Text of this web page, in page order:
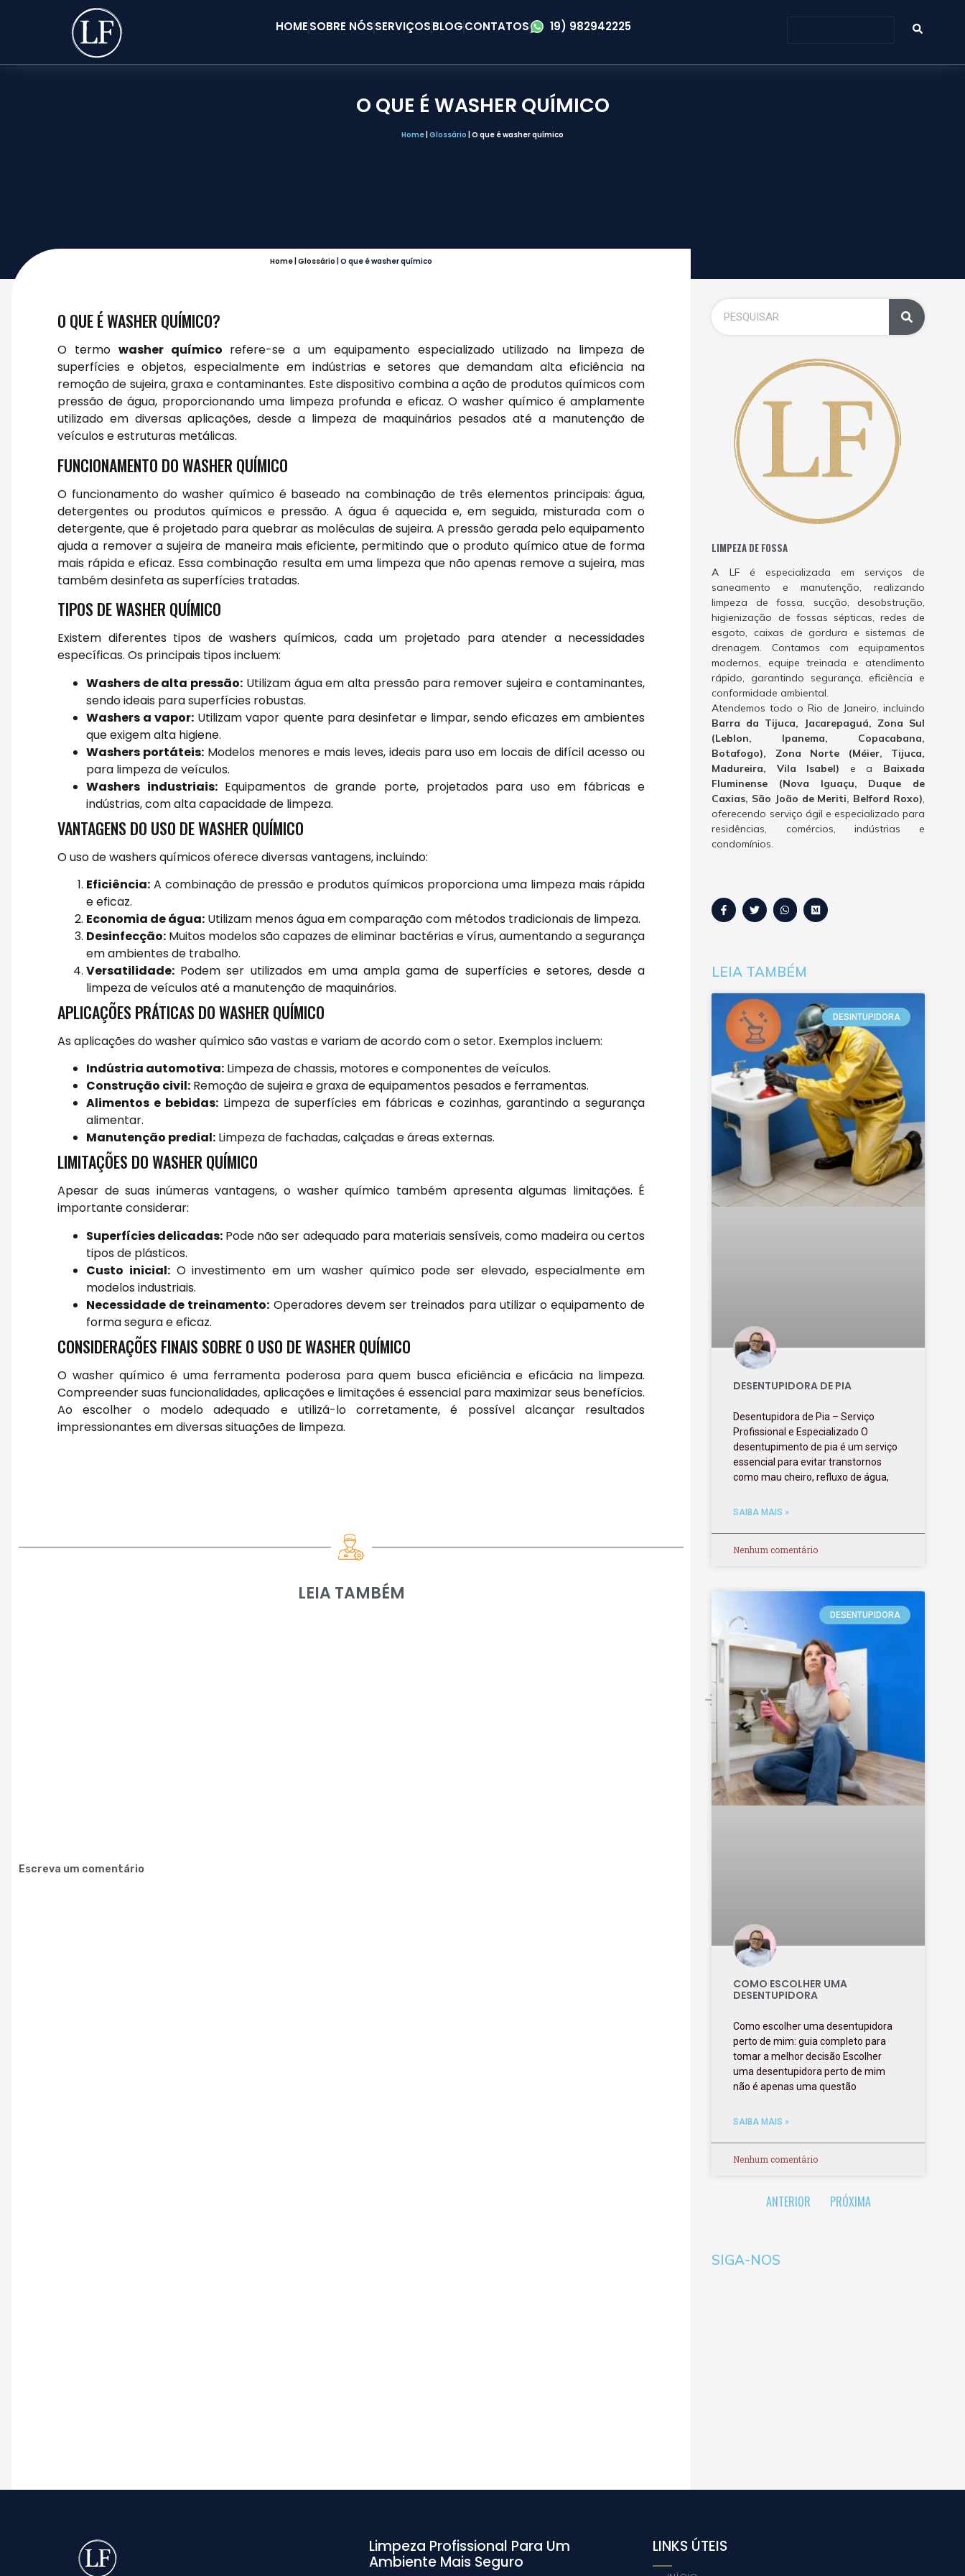
HOMESOBRE NÓSSERVIÇOSBLOGCONTATOS 19) 982942225
O QUE É WASHER QUÍMICO
Home Glossário O que é washer químico
Home |Glossário |O que é washer químico
O QUE É WASHER QUÍMICO?
O termo washer químico refere-se a um equipamento especializado utilizado na limpeza de
superfícies e objetos, especialmente em indústrias e setores que demandam alta eficiência na
remoção de sujeira, graxa e contaminantes. Este dispositivo combina a ação de produtos químicos com
pressão de água, proporcionando uma limpeza profunda e eficaz. O washer químico é amplamente
utilizado em diversas aplicações, desde a limpeza de maquinários pesados até a manutenção de
veículos e estruturas metálicas.
FUNCIONAMENTO DO WASHER QUÍMICO
O funcionamento do washer químico é baseado na combinação de três elementos principais: água,
detergentes ou produtos químicos e pressão. A água é aquecida e, em seguida, misturada com o
detergente, que é projetado para quebrar as moléculas de sujeira. A pressão gerada pelo equipamento
ajuda a remover a sujeira de maneira mais eficiente, permitindo que o produto químico atue de forma
mais rápida e eficaz. Essa combinação resulta em uma limpeza que não apenas remove a sujeira, mas
também desinfeta as superfícies tratadas.
TIPOS DE WASHER QUÍMICO
Existem diferentes tipos de washers químicos, cada um projetado para atender a necessidades
específicas. Os principais tipos incluem:
Washers de alta pressão: Utilizam água em alta pressão para remover sujeira e contaminantes,
sendo ideais para superfícies robustas.
Washers a vapor: Utilizam vapor quente para desinfetar e limpar, sendo eficazes em ambientes
que exigem alta higiene.
Washers portáteis: Modelos menores e mais leves, ideais para uso em locais de difícil acesso ou
para limpeza de veículos.
Washers industriais:Equipamentos de grande porte, projetados para uso em fábricas e
indústrias, com alta capacidade de limpeza.
VANTAGENS DO USO DE WASHER QUÍMICO
O uso de washers químicos oferece diversas vantagens, incluindo:
Eficiência: A combinação de pressão e produtos químicos proporciona uma limpeza mais rápida
e eficaz.
Economia de água: Utilizam menos água em comparação com métodos tradicionais de limpeza.
Desinfecção: Muitos modelos são capazes de eliminar bactérias e vírus, aumentando a segurança
em ambientes de trabalho.
Versatilidade: Podem ser utilizados em uma ampla gama de superfícies e setores, desde a
limpeza de veículos até a manutenção de maquinários.
APLICAÇÕES PRÁTICAS DO WASHER QUÍMICO
As aplicações do washer químico são vastas e variam de acordo com o setor. Exemplos incluem:
Indústria automotiva: Limpeza de chassis, motores e componentes de veículos.
Construção civil: Remoção de sujeira e graxa de equipamentos pesados e ferramentas.
Alimentos e bebidas:Limpeza de superfícies em fábricas e cozinhas, garantindo a segurança
alimentar.
Manutenção predial: Limpeza de fachadas, calçadas e áreas externas.
LIMITAÇÕES DO WASHER QUÍMICO
Apesar de suas inúmeras vantagens, o washer químico também apresenta algumas limitações. É
importante considerar:
Superfícies delicadas: Pode não ser adequado para materiais sensíveis, como madeira ou certos
tipos de plásticos.
Custo inicial:O investimento em um washer químico pode ser elevado, especialmente em
modelos industriais.
Necessidade de treinamento: Operadores devem ser treinados para utilizar o equipamento de
forma segura e eficaz.
CONSIDERAÇÕES FINAIS SOBRE O USO DE WASHER QUÍMICO
O washer químico é uma ferramenta poderosa para quem busca eficiência e eficácia na limpeza.
Compreender suas funcionalidades, aplicações e limitações é essencial para maximizar seus benefícios.
Ao escolher o modelo adequado e utilizá-lo corretamente, é possível alcançar resultados
impressionantes em diversas situações de limpeza.
LEIA TAMBÉM
Escreva um comentário
LIMPEZA DE FOSSA
A LF é especializada em serviços de
saneamento e manutenção, realizando
limpeza de fossa, sucção, desobstrução,
higienização de fossas sépticas, redes de
esgoto, caixas de gordura e sistemas de
drenagem. Contamos com equipamentos
modernos, equipe treinada e atendimento
rápido, garantindo segurança, eficiência e
conformidade ambiental.
Atendemos todo o Rio de Janeiro, incluindo
Barra da Tijuca, Jacarepaguá, Zona Sul
(Leblon, Ipanema, Copacabana,
Botafogo), Zona Norte (Méier, Tijuca,
Madureira, Vila Isabel) e a Baixada
Fluminense (Nova Iguaçu, Duque de
Caxias, São João de Meriti, Belford Roxo),
oferecendo serviço ágil e especializado para
residências, comércios, indústrias e
condomínios.
LEIA TAMBÉM
DESINTUPIDORA
DESENTUPIDORA DE PIA
Desentupidora de Pia – Serviço
Profissional e Especializado O
desentupimento de pia é um serviço
essencial para evitar transtornos
como mau cheiro, refluxo de água,
SAIBA MAIS »
Nenhum comentário
DESENTUPIDORA
COMO ESCOLHER UMA
DESENTUPIDORA
Como escolher uma desentupidora
perto de mim: guia completo para
tomar a melhor decisão Escolher
uma desentupidora perto de mim
não é apenas uma questão
SAIBA MAIS »
Nenhum comentário
ANTERIOR PRÓXIMA
SIGA-NOS
Limpeza Profissional Para Um
Ambiente Mais Seguro
LINKS ÚTEIS